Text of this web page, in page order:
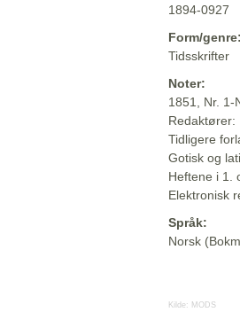
1894-0927
Form/genre:
Tidsskrifter
Noter:
1851, Nr. 1-
Redaktører:
Tidligere
Gotisk og
Heftene i 1.
Elektronisk
Språk:
Norsk
Kilde: MODS